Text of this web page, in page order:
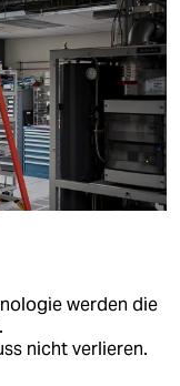
werden die
nicht verlieren.